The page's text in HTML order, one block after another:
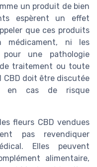
un produit de bien
espèrent un effet
que ces produits
médicament, ni les
une pathologie
traitement ou toute
CBD doit être discutée
en cas de risque
fleurs CBD vendues
pas revendiquer
Elles peuvent
alimentaire,